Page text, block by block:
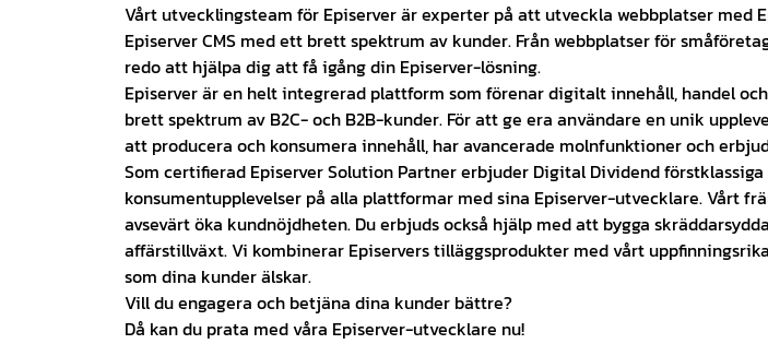
Vårt utvecklingsteam för Episerver är experter på att utveckla webbplatser med
Episerver CMS med ett brett spektrum av kunder. Från webbplatser för
redo att hjälpa dig att få igång din Episerver-lösning.
Episerver är en helt integrerad plattform som förenar digitalt innehåll, handel
brett spektrum av B2C- och B2B-kunder. För att ge era användare en unik
att producera och konsumera innehåll, har avancerade molnfunktioner och
Som certifierad Episerver Solution Partner erbjuder Digital Dividend
konsumentupplevelser på alla plattformar med sina Episerver-utvecklare. Vårt
avsevärt öka kundnöjdheten. Du erbjuds också hjälp med att bygga
affärstillväxt. Vi kombinerar Episervers tilläggsprodukter med vårt
som dina kunder älskar.
Vill du engagera och betjäna dina kunder bättre?
Då kan du prata med våra Episerver-utvecklare nu!